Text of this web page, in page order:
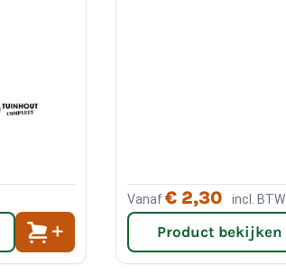
Vanaf€ 2,30 incl. BTW
Product bekijken